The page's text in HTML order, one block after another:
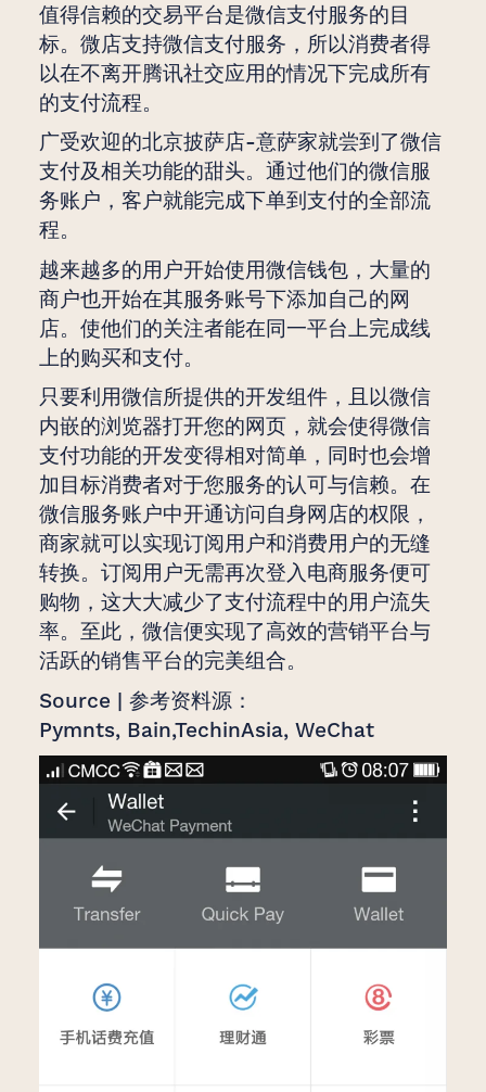
值得信赖的交易平台是微信支付服务的目
标。微店支持微信支付服务，所以消费者得
以在不离开腾讯社交应用的情况下完成所有
的支付流程。
广受欢迎的北京披萨店-意萨家就尝到了微信
支付及相关功能的甜头。通过他们的微信服
务账户，客户就能完成下单到支付的全部流
程。
越来越多的用户开始使用微信钱包，大量的
商户也开始在其服务账号下添加自己的网
店。使他们的关注者能在同一平台上完成线
上的购买和支付。
只要利用微信所提供的开发组件，且以微信
内嵌的浏览器打开您的网页，就会使得微信
支付功能的开发变得相对简单，同时也会增
加目标消费者对于您服务的认可与信赖。在
微信服务账户中开通访问自身网店的权限，
商家就可以实现订阅用户和消费用户的无缝
转换。订阅用户无需再次登入电商服务便可
购物，这大大减少了支付流程中的用户流失
率。至此，微信便实现了高效的营销平台与
活跃的销售平台的完美组合。
Source | 参考资料源：
Pymnts, Bain,TechinAsia, WeChat